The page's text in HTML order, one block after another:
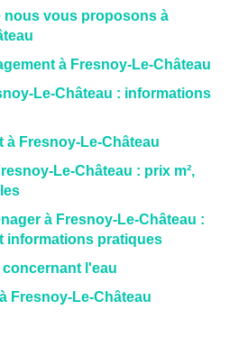
nous vous proposons à
à Fresnoy-Le-Château
Le-Château : informations
à Fresnoy-Le-Château
Le-Château : prix m²,
à Fresnoy-Le-Château :
informations pratiques
l'eau
Fresnoy-Le-Château